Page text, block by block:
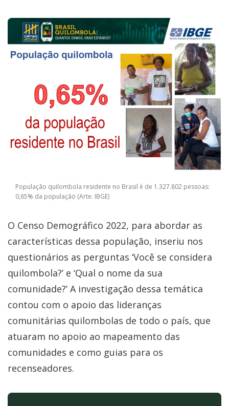
População quilombola residente no Brasil é de 1.327.802 pessoas:
0,65% da população (Arte: IBGE)
O Censo Demográfico 2022, para abordar as
características dessa população, inseriu nos
questionários as perguntas ‘Você se considera
quilombola?’ e ‘Qual o nome da sua
comunidade?’ A investigação dessa temática
contou com o apoio das lideranças
comunitárias quilombolas de todo o país, que
atuaram no apoio ao mapeamento das
comunidades e como guias para os
recenseadores.